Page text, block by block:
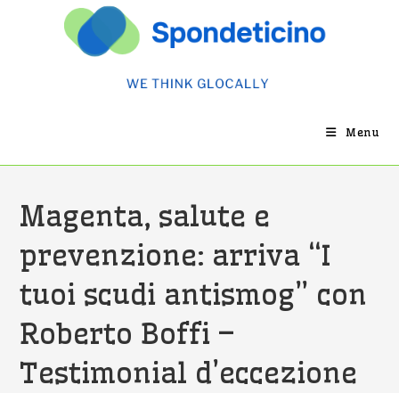
Menu
Magenta, salute e
prevenzione: arriva “I
tuoi scudi antismog” con
Roberto Boffi –
Testimonial d’eccezione